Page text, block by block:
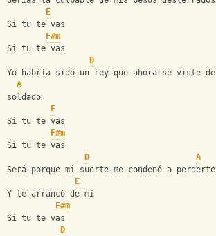
E
Si tu te vas
F#m
Si tu te vas
D
Yo habría sido un rey que ahora se viste de
A
soldado
E
Si tu te vas
F#m
Si tu te vas
D
A
Será porque mi suerte me condenó a perderte
E
Y te arrancó de mí
F#m
Si tu te vas
D